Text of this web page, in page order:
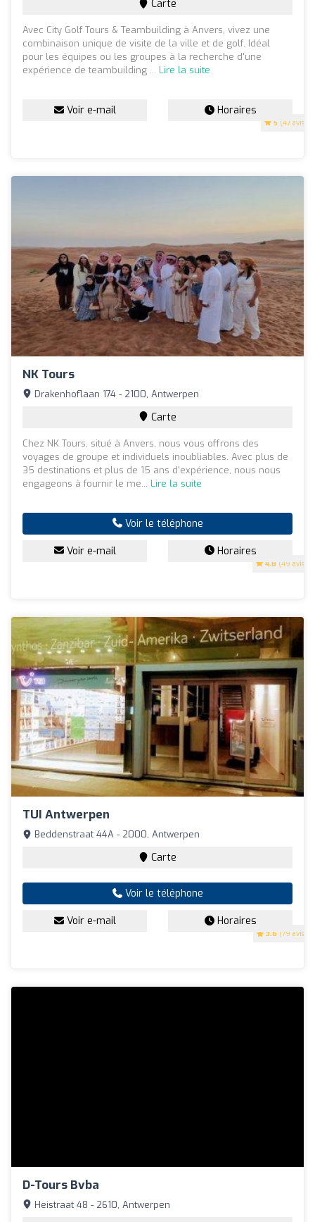
5 (47 avis)
Carte
Avec City Golf Tours & Teambuilding à Anvers, vivez une
combinaison unique de visite de la ville et de golf. Idéal
pour les équipes ou les groupes à la recherche d'une
expérience de teambuilding ... Lire la suite
Voir e-mail Horaires
NK Tours
4.8 (49 avis)
Drakenhoflaan 174 - 2100, Antwerpen
Carte
Chez NK Tours, situé à Anvers, nous vous offrons des
voyages de groupe et individuels inoubliables. Avec plus de
35 destinations et plus de 15 ans d'expérience, nous nous
engageons à fournir le me... Lire la suite
Voir le téléphone
Voir e-mail Horaires
TUI Antwerpen
3.6 (79 avis)
Beddenstraat 44A - 2000, Antwerpen
Carte
Voir le téléphone
Voir e-mail Horaires
D-Tours Bvba
Heistraat 48 - 2610, Antwerpen